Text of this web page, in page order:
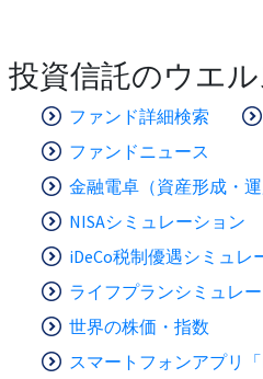
投資信託のウエ
ファンド詳細検索
ファンドニュース
金融電卓（資産形成・
NISAシミュレーション
iDeCo税制優遇シミュレ
ライフプランシミュレ
世界の株価・指数
スマートフォンアプリ「